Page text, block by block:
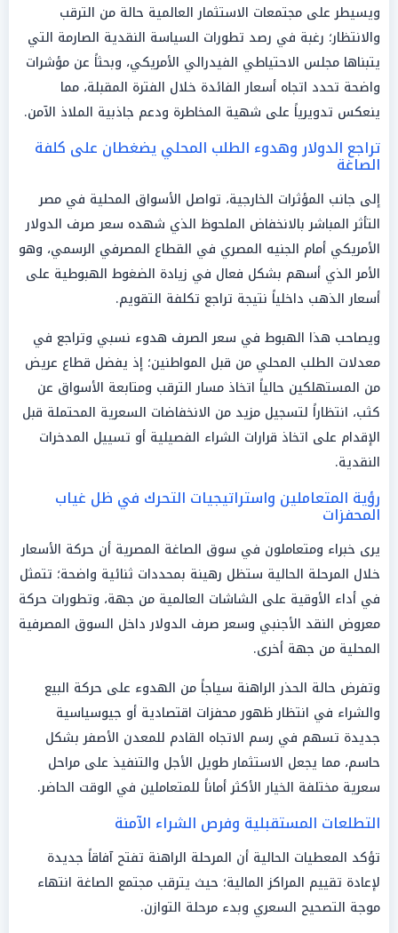
ويسيطر على مجتمعات الاستثمار العالمية حالة من الترقب
والانتظار؛ رغبة في رصد تطورات السياسة النقدية الصارمة التي
يتبناها مجلس الاحتياطي الفيدرالي الأمريكي، وبحثاً عن مؤشرات
واضحة تحدد اتجاه أسعار الفائدة خلال الفترة المقبلة، مما
ينعكس تدويرياً على شهية المخاطرة ودعم جاذبية الملاذ الآمن.
تراجع الدولار وهدوء الطلب المحلي يضغطان على كلفة
الصاغة
إلى جانب المؤثرات الخارجية، تواصل الأسواق المحلية في مصر
التأثر المباشر بالانخفاض الملحوظ الذي شهده سعر صرف الدولار
الأمريكي أمام الجنيه المصري في القطاع المصرفي الرسمي، وهو
الأمر الذي أسهم بشكل فعال في زيادة الضغوط الهبوطية على
أسعار الذهب داخلياً نتيجة تراجع تكلفة التقويم.
ويصاحب هذا الهبوط في سعر الصرف هدوء نسبي وتراجع في
معدلات الطلب المحلي من قبل المواطنين؛ إذ يفضل قطاع عريض
من المستهلكين حالياً اتخاذ مسار الترقب ومتابعة الأسواق عن
كثب، انتظاراً لتسجيل مزيد من الانخفاضات السعرية المحتملة قبل
الإقدام على اتخاذ قرارات الشراء الفصيلية أو تسييل المدخرات
النقدية.
رؤية المتعاملين واستراتيجيات التحرك في ظل غياب
المحفزات
يرى خبراء ومتعاملون في سوق الصاغة المصرية أن حركة الأسعار
خلال المرحلة الحالية ستظل رهينة بمحددات ثنائية واضحة؛ تتمثل
في أداء الأوقية على الشاشات العالمية من جهة، وتطورات حركة
معروض النقد الأجنبي وسعر صرف الدولار داخل السوق المصرفية
المحلية من جهة أخرى.
وتفرض حالة الحذر الراهنة سياجاً من الهدوء على حركة البيع
والشراء في انتظار ظهور محفزات اقتصادية أو جيوسياسية
جديدة تسهم في رسم الاتجاه القادم للمعدن الأصفر بشكل
حاسم، مما يجعل الاستثمار طويل الأجل والتنفيذ على مراحل
سعرية مختلفة الخيار الأكثر أماناً للمتعاملين في الوقت الحاضر.
التطلعات المستقبلية وفرص الشراء الآمنة
تؤكد المعطيات الحالية أن المرحلة الراهنة تفتح آفاقاً جديدة
لإعادة تقييم المراكز المالية؛ حيث يترقب مجتمع الصاغة انتهاء
موجة التصحيح السعري وبدء مرحلة التوازن.